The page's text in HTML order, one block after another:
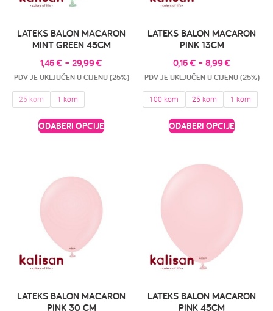
LATEKS BALON MACARON
MINT GREEN 45CM
1,45 € – 29,99€
PDV JE UKLJUČEN U CIJENU (25%)
25 kom 1 kom
ODABERI OPCIJE
LATEKS BALON MACARON
PINK 13CM
0,15 € – 8,99€
PDV JE UKLJUČEN U CIJENU (25%)
100 kom 25 kom 1 kom
ODABERI OPCIJE
LATEKS BALON MACARON
PINK 30 CM
LATEKS BALON MACARON
PINK 45CM